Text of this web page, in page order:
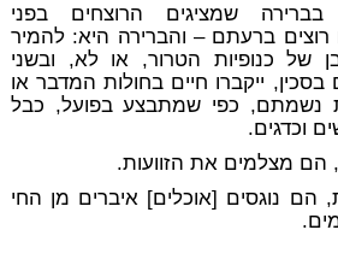
שמציגים הרוצחים בפני
ברעתם – והברירה היא: להמיר
כנופיות הטרור, או לא, ובשני
ייקברו חיים בחולות המדבר או
נשמתם, כפי שמתבצע בפועל, כבל
וכדגים.
הם מצלמים את הזוועות.
הם נוגסים [אוכלים] איברים מן החי